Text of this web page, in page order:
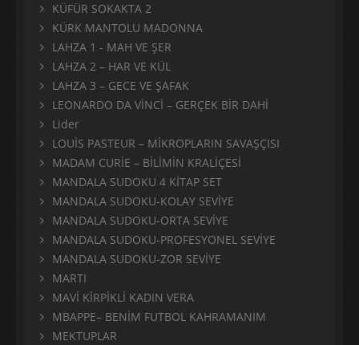
KÜFÜR SOKAKTA 2
KÜRK MANTOLU MADONNA
LAHZA 1 - MAH VE ŞER
LAHZA 2 – HAR VE KÜL
LAHZA 3 – GECE VE ŞAFAK
LEONARDO DA VİNCİ – GERÇEK BİR DAHİ
Lider
LOUİS PASTEUR – MİKROPLARIN SAVAŞÇISI
MADAM CURİE – BİLİMİN KRALİÇESİ
MANDALA SUDOKU 4 KİTAP SET
MANDALA SUDOKU-KOLAY SEVİYE
MANDALA SUDOKU-ORTA SEVİYE
MANDALA SUDOKU-PROFESYONEL SEVİYE
MANDALA SUDOKU-ZOR SEVİYE
MARTI
MAVİ KİRPİKLİ KADIN VERA
MBAPPE– BENİM FUTBOL KAHRAMANIM
MEKTUPLAR